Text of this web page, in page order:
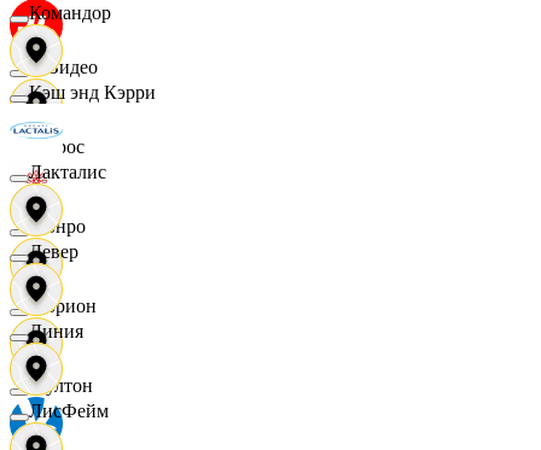
МВидео
Мирос
Монро
Морион
Мултон
Командор
Кэш энд Кэрри
Лакталис
Левер
Линия
ЛисФейм